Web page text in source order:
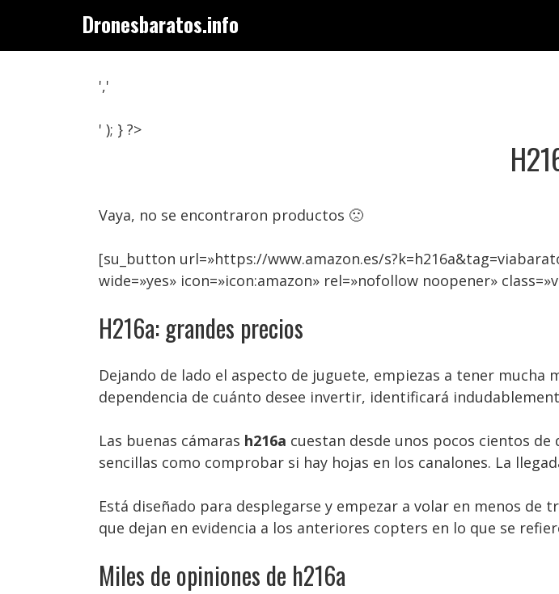
contenido
Dronesbaratos.info
','
' ); } ?>
Vaya, no se encontraron productos 🙁
[su_button url=»https://www.amazon.es/
wide=»yes» icon=»icon:amazon» rel=»nofollow noopener»
H216a: grandes precios
Dejando de lado el aspecto de juguete, empiezas a tener
dependencia de cuánto desee invertir, identificará
Las buenas cámaras h216a cuestan desde unos pocos cientos
sencillas como comprobar si hay hojas en los canalones. La
Está diseñado para desplegarse y empezar a volar en menos de
que dejan en evidencia a los anteriores copters en lo que se
Miles de opiniones de h216a